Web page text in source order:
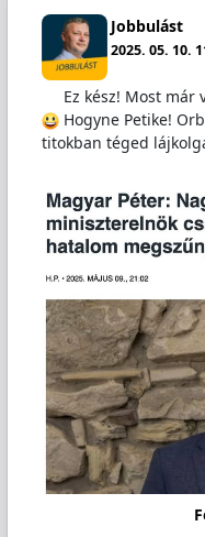
Jobbulást
2025. 05. 10.
Ez kész! Most már
Hogyne Petike!
titokban téged